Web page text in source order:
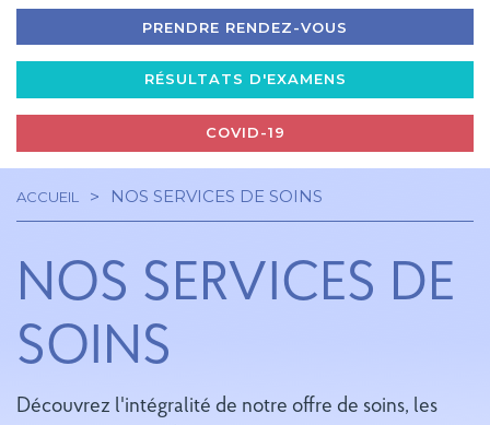
PRENDRE RENDEZ-VOUS
RÉSULTATS D'EXAMENS
COVID-19
Navigation
principale
Fil
d'Ariane
ACCUEIL NOS SERVICES DE SOINS
NOS SERVICES DE
SOINS
Découvrez l'intégralité de notre offre de soins, les